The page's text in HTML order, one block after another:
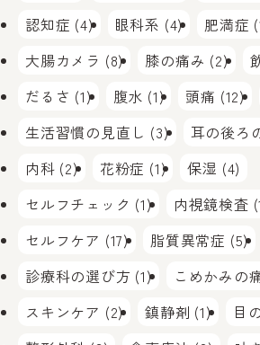
認知症 (4)
眼科系 (4)
肥満症
大腸カメラ (8)
膝の痛み (2)
だるさ (1)
腹水 (1) 頭痛 (12)
生活習慣の見直し (3)
耳の後ろ
内科 (2)
花粉症 (1)
保湿 (4)
セルフチェック (1)
内視鏡検査
セルフケア (17)
脂質異常症 (5)
診療科の選び方 (1)
こめかみの
スキンケア (2)
鎮静剤 (1)
目